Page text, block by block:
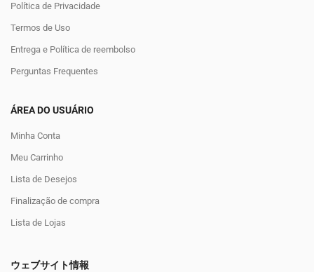
Política de Privacidade
Termos de Uso
Entrega e Política de reembolso
Perguntas Frequentes
ÁREA DO USUÁRIO
Minha Conta
Meu Carrinho
Lista de Desejos
Finalização de compra
Lista de Lojas
ウェブサイト情報